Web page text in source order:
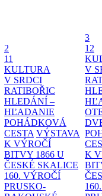
2
11
KULTURA
V SRDCI
RATIBOŘIC
HLEDÁNÍ –
HĽADANIE
POHÁDKOVÁ
CESTA VÝSTAVA
K VÝROČÍ
BITVY 1866 U
ČESKÉ SKALICE
160. VÝROČÍ
PRUSKO-
3
12
V
K